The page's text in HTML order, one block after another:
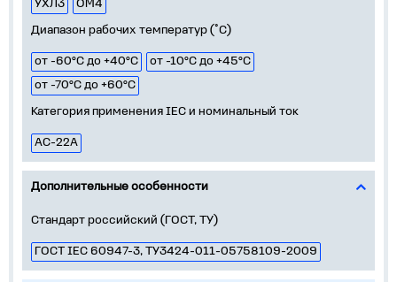
УХЛ3
ОМ4
Диапазон рабочих температур (˚С)
от -60°С до +40°С
от -10°С до +45°С
от -70°С до +60°С
Категория применения IEC и номинальный ток
АС-22А
Дополнительные особенности
Стандарт российский (ГОСТ, ТУ)
ГОСТ IEC 60947-3, ТУ3424-011-05758109-2009